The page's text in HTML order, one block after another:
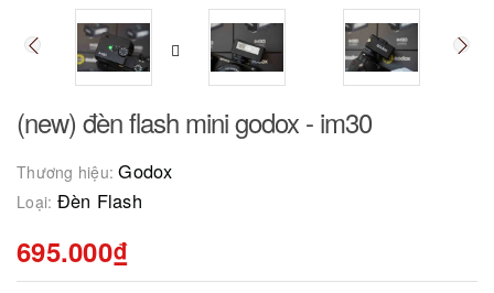
(new) đèn flash mini godox - im30
Thương hiệu:Godox
Loại: Đèn Flash
695.000₫